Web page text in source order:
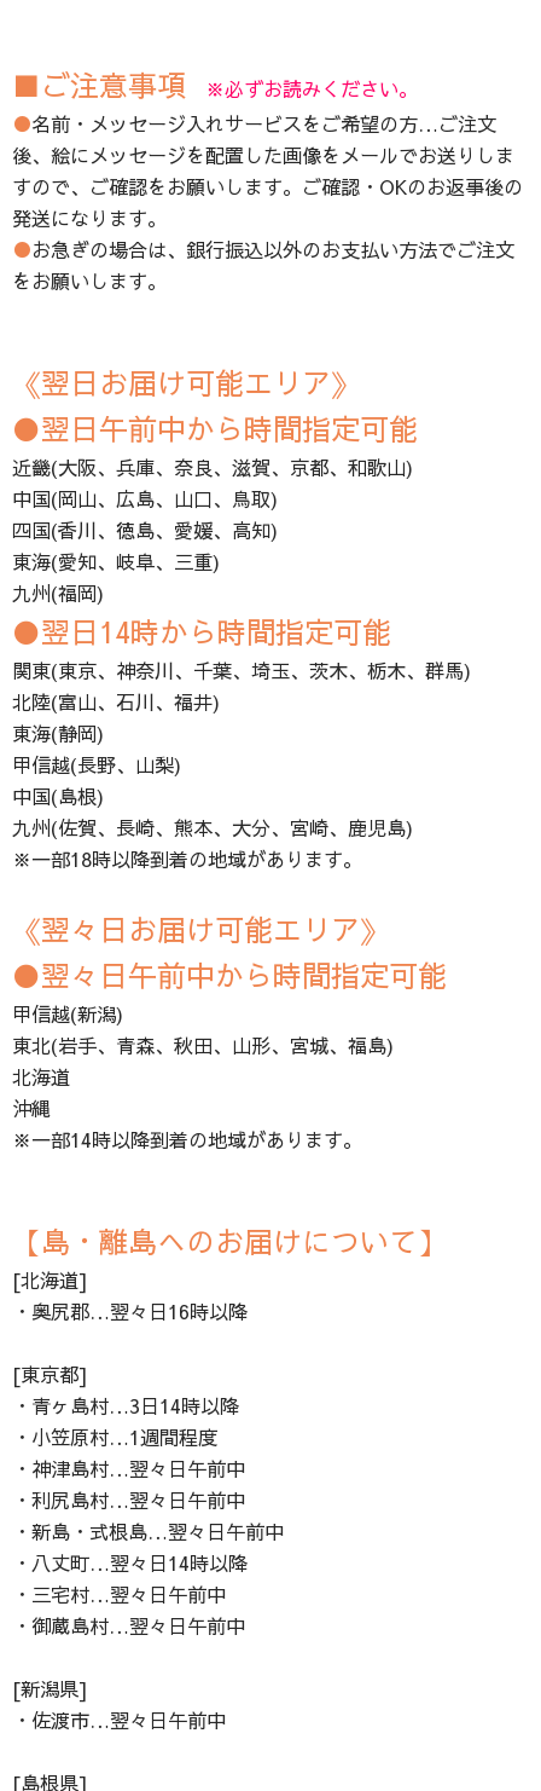
■ご注意事項
※必ずお読みください。
●名前・メッセージ入れサービスをご希望の方…ご注文
後、絵にメッセージを配置した画像をメールでお送りしま
すので、ご確認をお願いします。ご確認・OKのお返事後の
発送になります。
●お急ぎの場合は、銀行振込以外のお支払い方法でご注文
をお願いします。
《翌日お届け可能エリア》
●翌日午前中から時間指定可能
近畿(大阪、兵庫、奈良、滋賀、京都、和歌山)
中国(岡山、広島、山口、鳥取)
四国(香川、徳島、愛媛、高知)
東海(愛知、岐阜、三重)
九州(福岡)
●翌日14時から時間指定可能
関東(東京、神奈川、千葉、埼玉、茨木、栃木、群馬)
北陸(富山、石川、福井)
東海(静岡)
甲信越(長野、山梨)
中国(島根)
九州(佐賀、長崎、熊本、大分、宮崎、鹿児島)
※一部18時以降到着の地域があります。
《翌々日お届け可能エリア》
●翌々日午前中から時間指定可能
甲信越(新潟)
東北(岩手、青森、秋田、山形、宮城、福島)
北海道
沖縄
※一部14時以降到着の地域があります。
【島・離島へのお届けについて】
[北海道]
・奥尻郡…翌々日16時以降
[東京都]
・青ヶ島村…3日14時以降
・小笠原村…1週間程度
・神津島村…翌々日午前中
・利尻島村…翌々日午前中
・新島・式根島…翌々日午前中
・八丈町…翌々日14時以降
・三宅村…翌々日午前中
・御蔵島村…翌々日午前中
[新潟県]
・佐渡市…翌々日午前中
[島根県]